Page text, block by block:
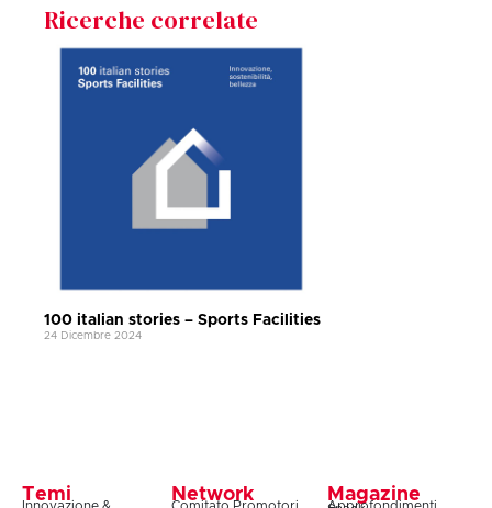
Ricerche correlate
100 italian stories – Sports Facilities
24 Dicembre 2024
Temi Network Magazine